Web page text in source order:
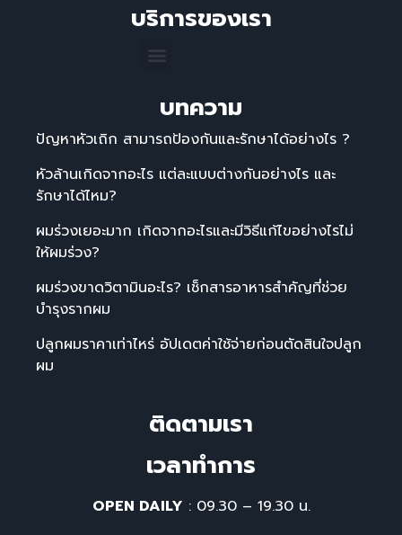
บริการของเรา
บทความ
ปัญหาหัวเถิก สามารถป้องกันและรักษาได้อย่างไร ?
หัวล้านเกิดจากอะไร แต่ละแบบต่างกันอย่างไร และ
รักษาได้ไหม?
ผมร่วงเยอะมาก เกิดจากอะไรและมีวิธีแก้ไขอย่างไรไม่
ให้ผมร่วง?
ผมร่วงขาดวิตามินอะไร? เช็กสารอาหารสำคัญที่ช่วย
บำรุงรากผม
ปลูกผมราคาเท่าไหร่ อัปเดตค่าใช้จ่ายก่อนตัดสินใจปลูก
ผม
ติดตามเรา
เวลาทําการ
OPEN DAILY : 09.30 – 19.30 น.